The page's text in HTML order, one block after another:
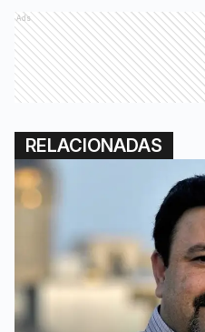
Ads
RELACIONADAS